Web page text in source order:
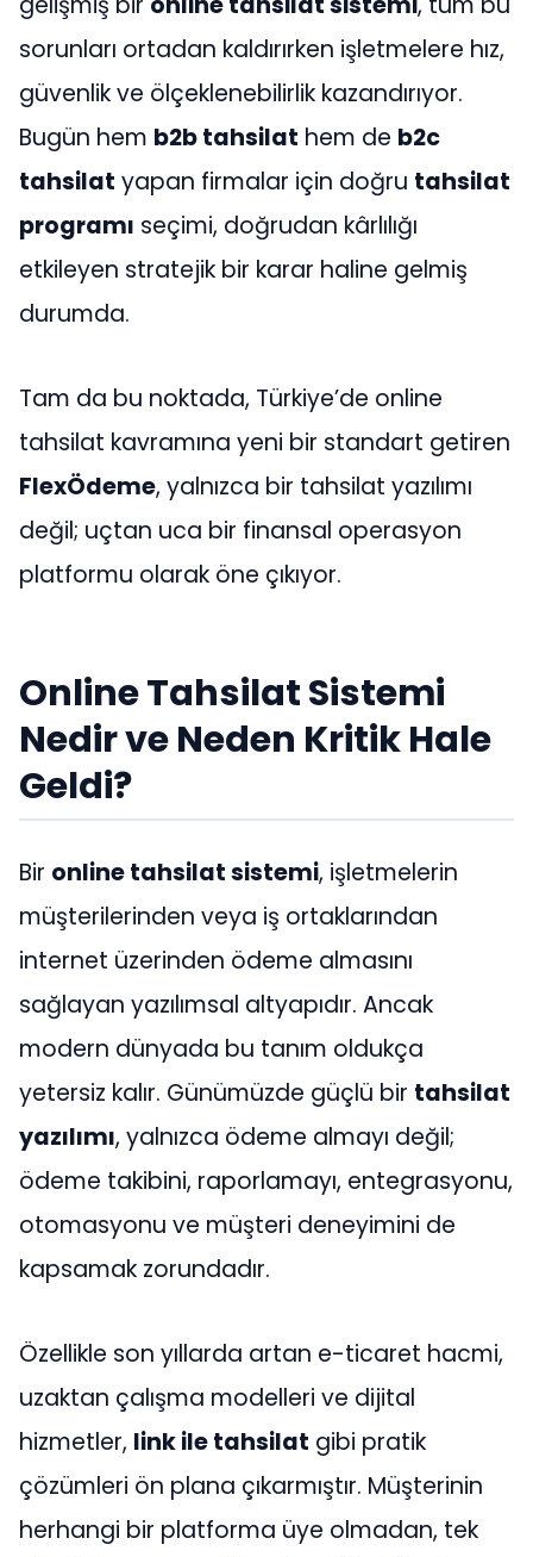
sorunları ortadan kaldırırken işletmelere hız,
güvenlik ve ölçeklenebilirlik kazandırıyor.
Bugün hem b2b tahsilat hem de b2c
tahsilat yapan firmalar için doğru tahsilat
programı seçimi, doğrudan kârlılığı
etkileyen stratejik bir karar haline gelmiş
durumda.
Tam da bu noktada, Türkiye’de online
tahsilat kavramına yeni bir standart getiren
FlexÖdeme, yalnızca bir tahsilat yazılımı
değil; uçtan uca bir finansal operasyon
platformu olarak öne çıkıyor.
Online Tahsilat Sistemi
Nedir ve Neden Kritik Hale
Geldi?
Bir online tahsilat sistemi, işletmelerin
müşterilerinden veya iş ortaklarından
internet üzerinden ödeme almasını
sağlayan yazılımsal altyapıdır. Ancak
modern dünyada bu tanım oldukça
yetersiz kalır. Günümüzde güçlü bir tahsilat
yazılımı, yalnızca ödeme almayı değil;
ödeme takibini, raporlamayı, entegrasyonu,
otomasyonu ve müşteri deneyimini de
kapsamak zorundadır.
Özellikle son yıllarda artan e-ticaret hacmi,
uzaktan çalışma modelleri ve dijital
hizmetler, link ile tahsilat gibi pratik
çözümleri ön plana çıkarmıştır. Müşterinin
herhangi bir platforma üye olmadan, tek